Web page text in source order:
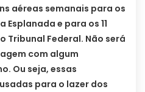
aéreas semanais para os
Esplanada e para os 11
Tribunal Federal. Não será
com algum
Ou seja, essas
para o lazer dos